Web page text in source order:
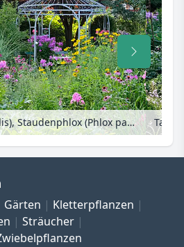
Taglilien (Hemerocallis), Staudenphlox (Phlox paniculata), Sonnenauge (Heliopsis helianthoides) und Sonnenhut (Echinacea purpurea)
Gärten
Kletterpflanzen
Sträucher